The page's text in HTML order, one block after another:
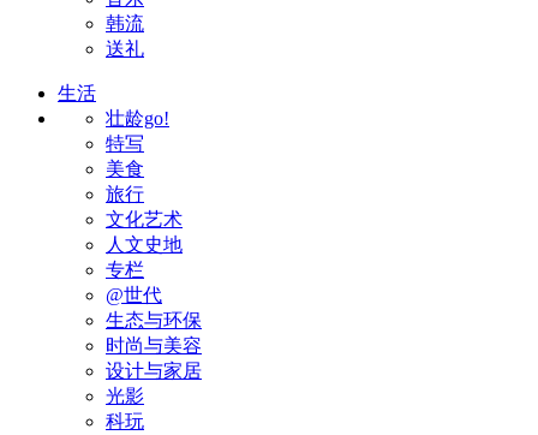
韩流
送礼
生活
壮龄go!
特写
美食
旅行
文化艺术
人文史地
专栏
@世代
生态与环保
时尚与美容
设计与家居
光影
科玩